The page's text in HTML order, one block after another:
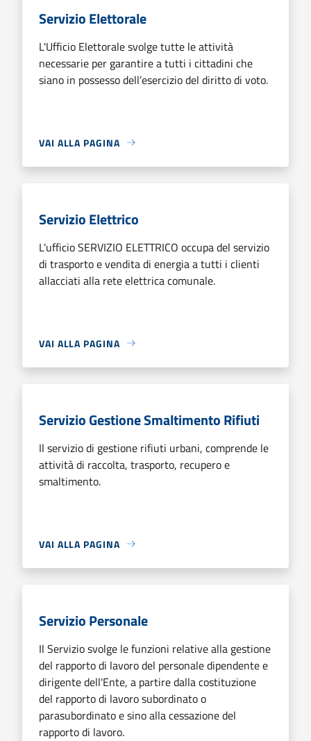
Servizio Elettorale
L'Ufficio Elettorale svolge tutte le attività
necessarie per garantire a tutti i cittadini che
siano in possesso dell’esercizio del diritto di voto.
VAI ALLA PAGINA
Servizio Elettrico
L'ufficio SERVIZIO ELETTRICO occupa del servizio
di trasporto e vendita di energia a tutti i clienti
allacciati alla rete elettrica comunale.
VAI ALLA PAGINA
Servizio Gestione Smaltimento Rifiuti
Il servizio di gestione rifiuti urbani, comprende le
attività di raccolta, trasporto, recupero e
smaltimento.
VAI ALLA PAGINA
Servizio Personale
Il Servizio svolge le funzioni relative alla gestione
del rapporto di lavoro del personale dipendente e
dirigente dell'Ente, a partire dalla costituzione
del rapporto di lavoro subordinato o
parasubordinato e sino alla cessazione del
rapporto di lavoro.